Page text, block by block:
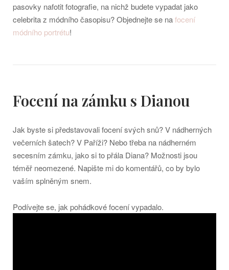
pasovky nafotit fotografie, na nichž budete vypadat jako
celebrita z módního časopisu? Objednejte se nafocení
módního portrétu!
Focení na zámku s Dianou
Jak byste si představovali focení svých snů? V nádherných
večerních šatech? V Paříži? Nebo třeba na nádherném
secesním zámku, jako si to přála Diana? Možnosti jsou
téměř neomezené. Napište mi do komentářů, co by bylo
vaším splněným snem.
Podívejte se, jak pohádkové focení vypadalo.